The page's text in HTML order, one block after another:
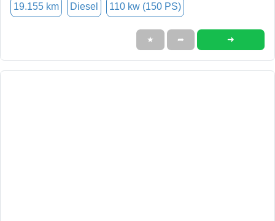
19.155 km Diesel 110 kw (150 PS)
★ ➦ ➜